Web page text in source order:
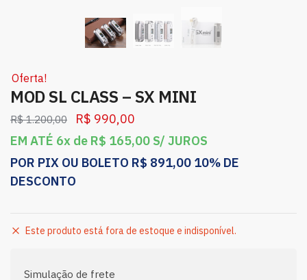
Oferta!
MOD SL CLASS – SX MINI
R$1.200,00 R$ 990,00
EM ATÉ 6x de R$ 165,00 S/ JUROS
POR PIX OU BOLETO R$ 891,00 10% DE
DESCONTO
Este produto está fora de estoque e indisponível.
Simulação de frete